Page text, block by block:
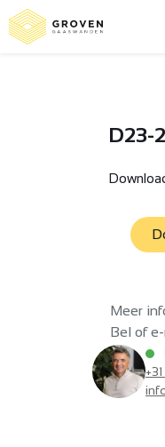
D23-
Meer
Bel of